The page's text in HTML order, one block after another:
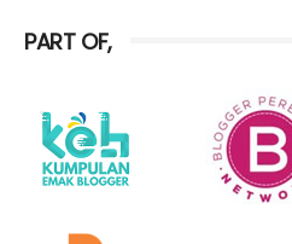
PART OF,